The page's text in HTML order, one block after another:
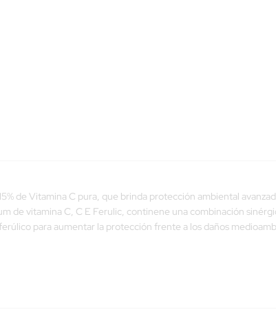
de Vitamina C pura, que brinda protección ambiental
de vitamina C, C E Ferulic, continene una combinación
para aumentar la protección frente a los daños